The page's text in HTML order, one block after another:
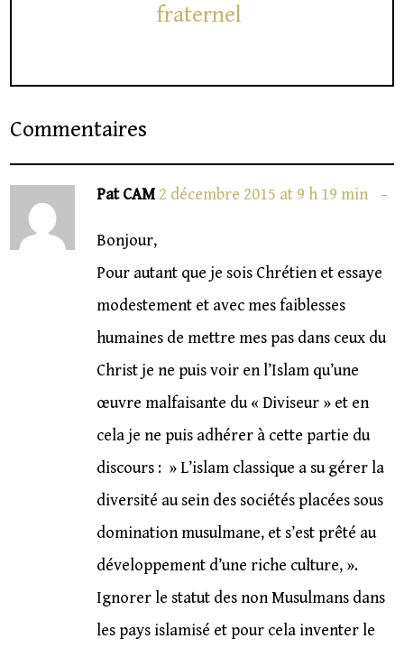
fraternel
Commentaires
Pat CAM 2 décembre 2015 at 9 h 19 min
Bonjour,
Pour autant que je sois Chrétien et essaye
modestement et avec mes faiblesses
humaines de mettre mes pas dans ceux du
Christ je ne puis voir en l’Islam qu’une
œuvre malfaisante du « Diviseur » et en
cela je ne puis adhérer à cette partie du
discours : » L’islam classique a su gérer la
diversité au sein des sociétés placées sous
domination musulmane, et s’est prêté au
développement d’une riche culture, ».
Ignorer le statut des non Musulmans dans
les pays islamisé et pour cela inventer le